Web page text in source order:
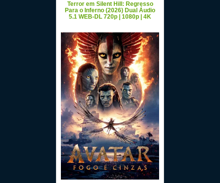
Terror em Silent Hill: Regresso
Para o Inferno (2026) Dual Áudio
5.1 WEB-DL 720p | 1080p | 4K